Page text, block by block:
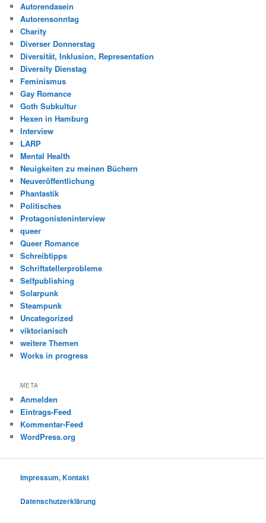
Autorendasein
Autorensonntag
Charity
Diverser Donnerstag
Diversität, Inklusion, Representation
Diversity Dienstag
Feminismus
Gay Romance
Goth Subkultur
Hexen in Hamburg
Interview
LARP
Mental Health
Neuigkeiten zu meinen Büchern
Neuveröffentlichung
Phantastik
Politisches
Protagonisteninterview
queer
Queer Romance
Schreibtipps
Schriftstellerprobleme
Selfpublishing
Solarpunk
Steampunk
Uncategorized
viktorianisch
weitere Themen
Works in progress
META
Anmelden
Eintrags-Feed
Kommentar-Feed
WordPress.org
Impressum, Kontakt
Datenschutzerklärung